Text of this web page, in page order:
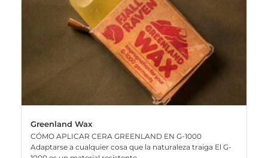
Greenland Wax
CÓMO APLICAR CERA GREENLAND EN G-1000
Adaptarse a cualquier cosa que la naturaleza traiga El G-